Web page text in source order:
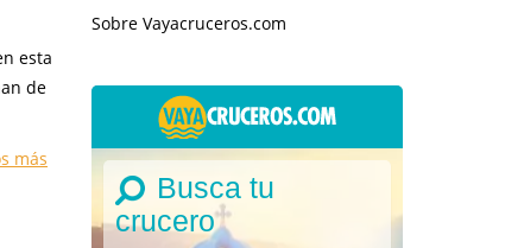
esta
de
más
Sobre Vayacruceros.com
Busca tu
crucero